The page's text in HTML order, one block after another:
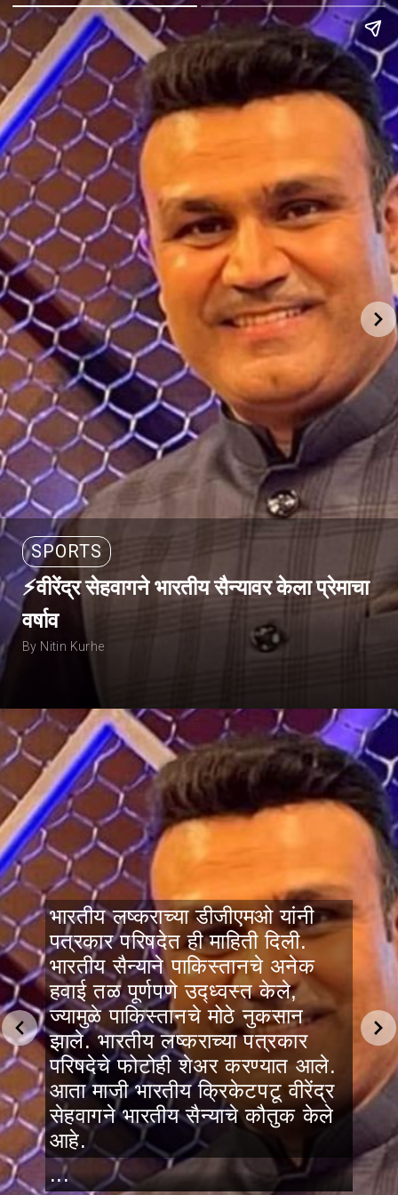
SPORTS
⚡वीरेंद्र सेहवागने भारतीय सैन्यावर केला प्रेमाचा
वर्षाव
By Nitin Kurhe
भारतीय लष्कराच्या डीजीएमओ यांनी
पत्रकार परिषदेत ही माहिती दिली.
भारतीय सैन्याने पाकिस्तानचे अनेक
हवाई तळ पूर्णपणे उद्ध्वस्त केले,
ज्यामुळे पाकिस्तानचे मोठे नुकसान
झाले. भारतीय लष्कराच्या पत्रकार
परिषदेचे फोटोही शेअर करण्यात आले.
आता माजी भारतीय क्रिकेटपटू वीरेंद्र
सेहवागने भारतीय सैन्याचे कौतुक केले
आहे.
...